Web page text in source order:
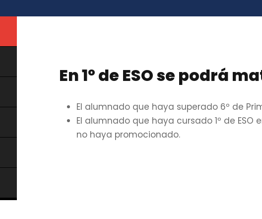
En 1º de ESO se podrá
El alumnado que haya superado 6º de
El alumnado que haya cursado 1º de ESO
no haya promocionado.